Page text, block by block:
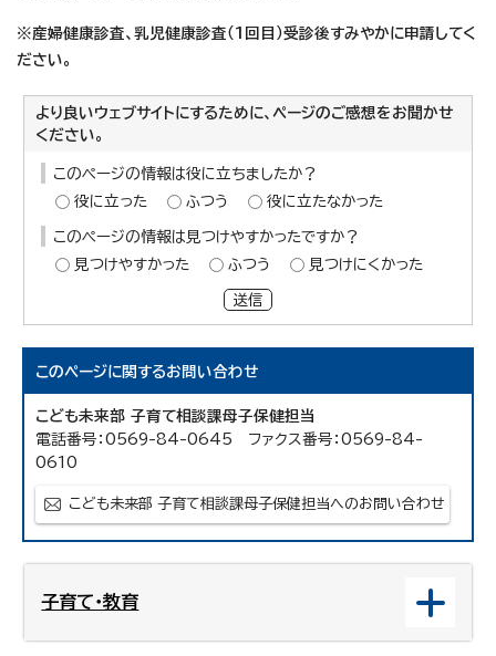
※産婦健康診査、乳児健康診査（1回目）受診後すみやかに申請してく
ださい。
より良いウェブサイトにするために、ページのご感想をお聞かせ
ください。
このページの情報は役に立ちましたか？
役に立った
ふつう 役に立たなかった
このページの情報は見つけやすかったですか？
見つけやすかった
ふつう 見つけにくかった
送信
このページに関するお問い合わせ
こども未来部 子育て相談課母子保健担当
電話番号：0569-84-0645 ファクス番号：0569-84-
0610
こども未来部 子育て相談課母子保健担当へのお問い合わせ
子育て・教育